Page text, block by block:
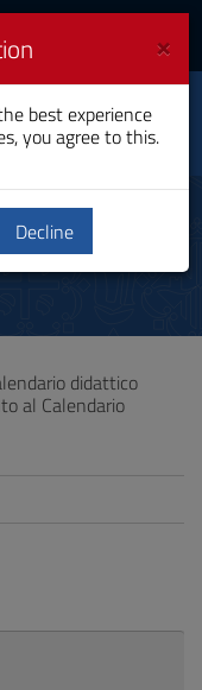
didattico
al Calendario
×
best experience
you agree to this.
Decline